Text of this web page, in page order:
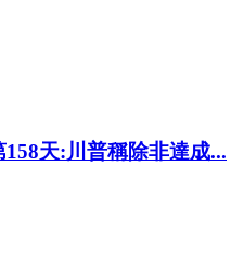
天:川普稱除非達成...